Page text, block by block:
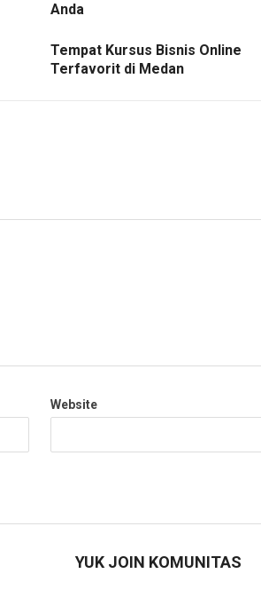
Anda
Tempat Kursus Bisnis Online
Terfavorit di Medan
Website
YUK JOIN KOMUNITAS